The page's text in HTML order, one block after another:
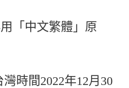
「中文繁體」原
時間2022年12月30